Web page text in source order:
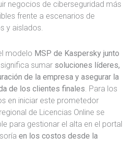
negocios de ciberseguridad más
frente a escenarios de
y aislados.
modelo MSP de Kaspersky junto
significa sumar soluciones líderes,
de la empresa y asegurar la
de los clientes finales . Para los
en iniciar este prometedor
de Licencias Online se
para gestionar el alta en el portal
en los costos desde la